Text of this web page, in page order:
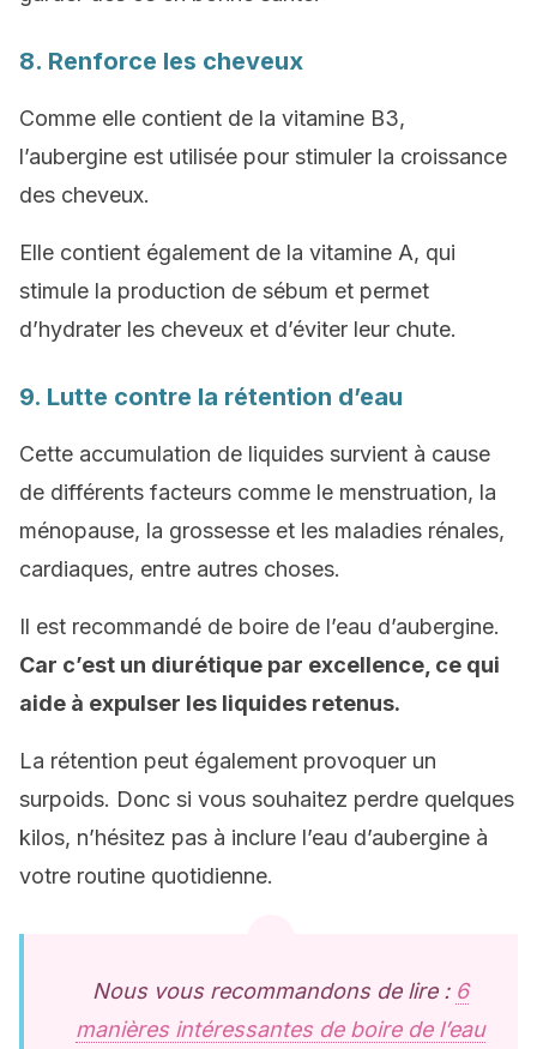
8. Renforce les cheveux
Comme elle contient de la vitamine B3,
l’aubergine est utilisée pour stimuler la croissance
des cheveux.
Elle contient également de la vitamine A, qui
stimule la production de sébum et permet
d’hydrater les cheveux et d’éviter leur chute.
9. Lutte contre la rétention d’eau
Cette accumulation de liquides survient à cause
de différents facteurs comme le menstruation, la
ménopause, la grossesse et les maladies rénales,
cardiaques, entre autres choses.
Il est recommandé de boire de l’eau d’aubergine.
Car c’est un diurétique par excellence, ce qui
aide à expulser les liquides retenus.
La rétention peut également provoquer un
surpoids. Donc si vous souhaitez perdre quelques
kilos, n’hésitez pas à inclure l’eau d’aubergine à
votre routine quotidienne.
Nous vous recommandons de lire : 6
manières intéressantes de boire de l’eau